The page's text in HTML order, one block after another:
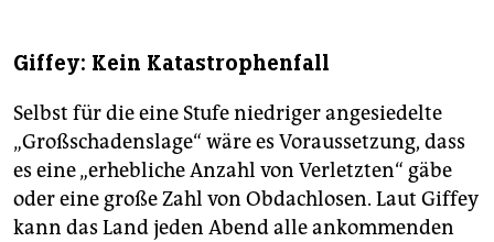
Giffey: Kein Katastrophenfall
Selbst für die eine Stufe niedriger angesiedelte
„Großschadenslage“ wäre es Voraussetzung, dass
es eine „erhebliche Anzahl von Verletzten“ gäbe
oder eine große Zahl von Obdachlosen. Laut Giffey
kann das Land jeden Abend alle ankommenden